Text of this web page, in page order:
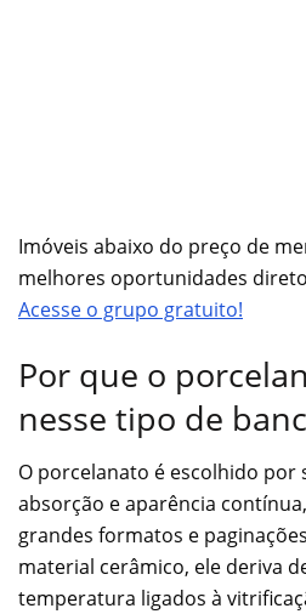
Imóveis abaixo do preço de
melhores oportunidades
Acesse o grupo gratuito!
Por que o
nesse tipo de
O porcelanato é escolhido por
absorção e aparência
grandes formatos e
material cerâmico, ele deriva
temperatura ligados à